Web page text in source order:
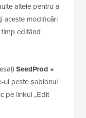
altele pentru a
aceste modificări
editând
SeedProd »
ul peste șablonul
pe linkul „Edit